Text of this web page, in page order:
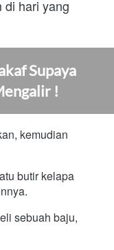
di hari yang
Supaya
!
kemudian
butir kelapa
sebuah baju,